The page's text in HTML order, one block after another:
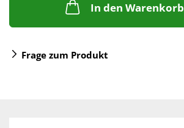
In den Warenkorb
Frage zum Produkt